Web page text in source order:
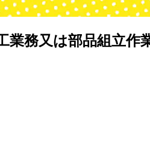
業務又は部品組立